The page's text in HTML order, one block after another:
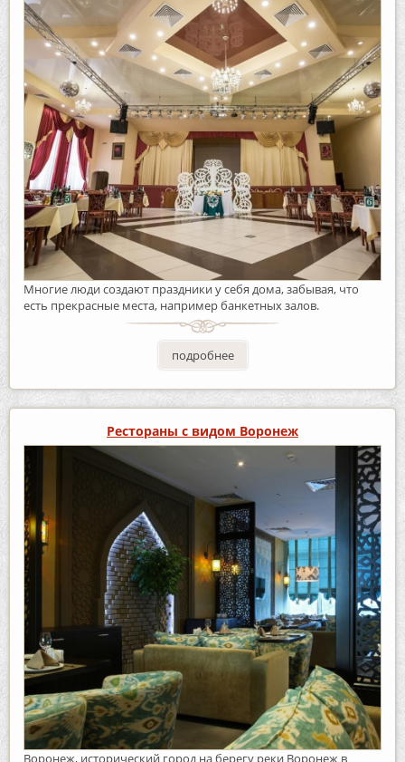
Многие люди создают праздники у себя дома, забывая, что
есть прекрасные места, например банкетных залов.
подробнее
Рестораны с видом Воронеж
Воронеж, исторический город на берегу реки Воронеж в